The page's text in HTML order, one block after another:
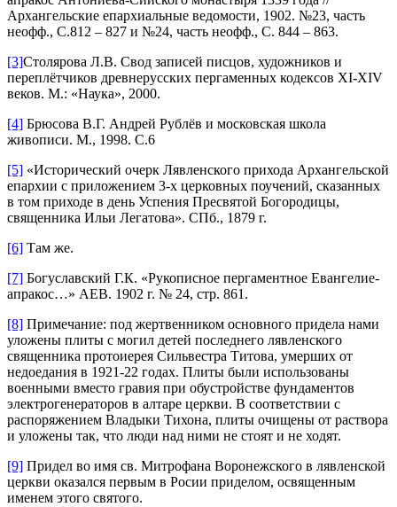
Архангельские епархиальные ведомости, 1902. №23, часть
неофф., С.812 – 827 и №24, часть неофф., С. 844 – 863.
[3]Столярова Л.В. Свод записей писцов, художников и
переплётчиков древнерусских пергаменных кодексов XI-XIV
веков. М.: «Наука», 2000.
[4] Брюсова В.Г. Андрей Рублёв и московская школа
живописи. М., 1998. С.6
[5] «Исторический очерк Лявленского прихода Архангельской
епархии с приложением 3-х церковных поучений, сказанных
в том приходе в день Успения Пресвятой Богородицы,
священника Ильи Легатова». СПб., 1879 г.
[6] Там же.
[7] Богуславский Г.К. «Рукописное пергаментное Евангелие-
апракос…» АЕВ. 1902 г. № 24, стр. 861.
[8] Примечание: под жертвенником основного придела нами
уложены плиты с могил детей последнего лявленского
священника протоиерея Сильвестра Титова, умерших от
недоедания в 1921-22 годах. Плиты были использованы
военными вместо гравия при обустройстве фундаментов
электрогенераторов в алтаре церкви. В соответствии с
распоряжением Владыки Тихона, плиты очищены от раствора
и уложены так, что люди над ними не стоят и не ходят.
[9] Придел во имя св. Митрофана Воронежского в лявленской
церкви оказался первым в Росии приделом, освященным
именем этого святого.